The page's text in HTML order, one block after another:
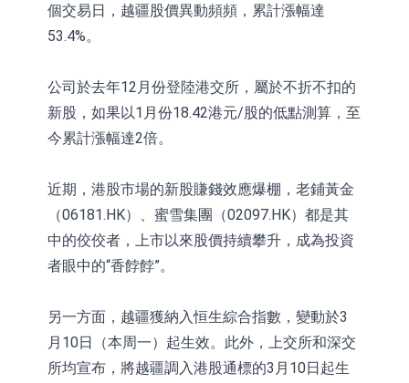
19.97%
車内飾(06162.HK)跌18.00%，德信服
和光智成完成天使輪數千萬融資
2026年8月12日透過重開進行投標
個交易日，越疆股價異動頻頻，累計漲幅達
53.4%。
公司於去年12月份登陸港交所，屬於不折不扣的
新股，如果以1月份18.42港元/股的低點測算，至
今累計漲幅達2倍。
近期，港股市場的新股賺錢效應爆棚，老鋪黃金
（06181.HK）、蜜雪集團（02097.HK）都是其
中的佼佼者，上市以來股價持續攀升，成為投資
者眼中的“香餑餑”。
另一方面，越疆獲納入恒生綜合指數，變動於3
月10日（本周一）起生效。此外，上交所和深交
所均宣布，將越疆調入港股通標的3月10日起生